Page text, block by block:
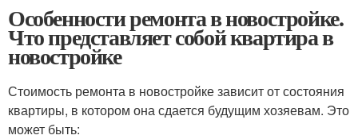
Особенности ремонта в новостройке.
Что представляет собой квартира в
новостройке
Стоимость ремонта в новостройке зависит от состояния
квартиры, в котором она сдается будущим хозяевам. Это
может быть: